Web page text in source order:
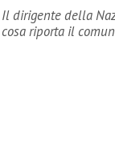
Il dirigente della
cosa riporta il